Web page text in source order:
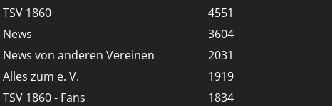
TSV 1860
4551
News
3604
News von anderen Vereinen
2031
Alles zum e. V.
1919
TSV 1860 - Fans
1834